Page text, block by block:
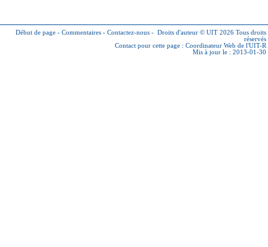
Début de page - Commentaires - Contactez-nous - Droits d'auteur © UIT 2026 Tous droits
réservés
Contact pour cette page : Coordinateur Web de l'UIT-R
Mis à jour le : 2013-01-30